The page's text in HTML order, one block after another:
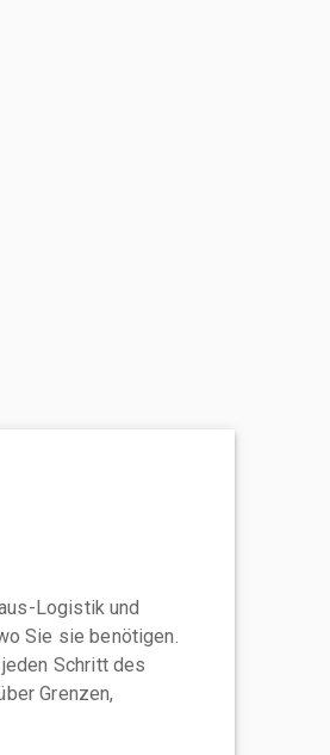
Logistik und
Sie sie benötigen.
Schritt des
Grenzen,